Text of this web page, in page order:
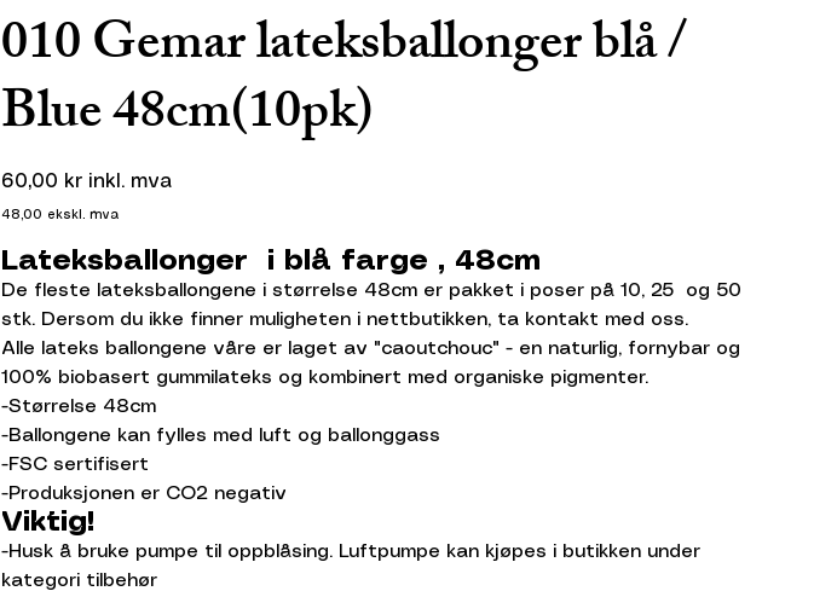
010 Gemar lateksballonger blå /
Blue 48cm(10pk)
Pris
60,00 kr inkl. mva
48,00 ekskl. mva
Lateksballonger i blå farge , 48cm
De fleste lateksballongene i størrelse 48cm er pakket i poser på 10, 25 og 50
stk. Dersom du ikke finner muligheten i nettbutikken, ta kontakt med oss.
Alle lateks ballongene våre er laget av "caoutchouc" - en naturlig, fornybar og
100% biobasert gummilateks og kombinert med organiske pigmenter.
-Størrelse 48cm
-Ballongene kan fylles med luft og ballonggass
-FSC sertifisert
-Produksjonen er CO2 negativ
Viktig!
-Husk å bruke pumpe til oppblåsing. Luftpumpe kan kjøpes i butikken under
kategori tilbehør